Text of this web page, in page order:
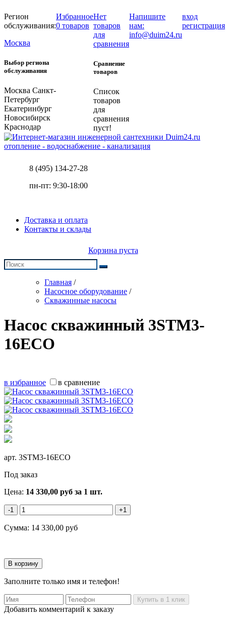
Регион
обслуживания:
Москва
Выбор региона
обслуживания
Москва Санкт-
Петербург
Екатеринбург
Новосибирск
Краснодар
Избранное
0 товаров
Нет
товаров
для
сравнения
Сравнение
товаров
Список
товаров
для
сравнения
пуст!
Напишите
нам:
info@duim24.ru
вход
регистрация
отопление - водоснабжение - канализация
8 (495) 134-27-28
пн-пт: 9:30-18:00
Доставка и оплата
Контакты и склады
Корзина пуста
Главная /
Насосное оборудование /
Скважинные насосы
Насос скважинный 3STM3-
16ECO
в избранное в сравнение
арт. 3STM3-16ECO
Под заказ
Цена: 14 330,00 руб за 1 шт.
-1 +1
Сумма: 14 330,00 руб
Заполните только имя и телефон!
Добавить комментарий к заказу